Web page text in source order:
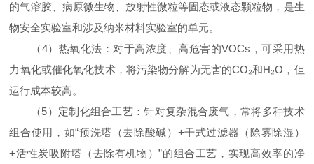
的气溶胶、病原微生物、放射性微粒等固态或液态颗粒物，是生
物安全实验室和涉及纳米材料实验室的单元。
（4）热氧化法：对于高浓度、高危害的VOCs，可采用热
力氧化或催化氧化技术，将污染物分解为无害的CO₂和H₂O，但
运行成本较高。
（5）定制化组合工艺：针对复杂混合废气，常将多种技术
组合使用，如“预洗塔（去除酸碱）+干式过滤器（除雾除湿）
+活性炭吸附塔（去除有机物）”的组合工艺，实现高效率的净